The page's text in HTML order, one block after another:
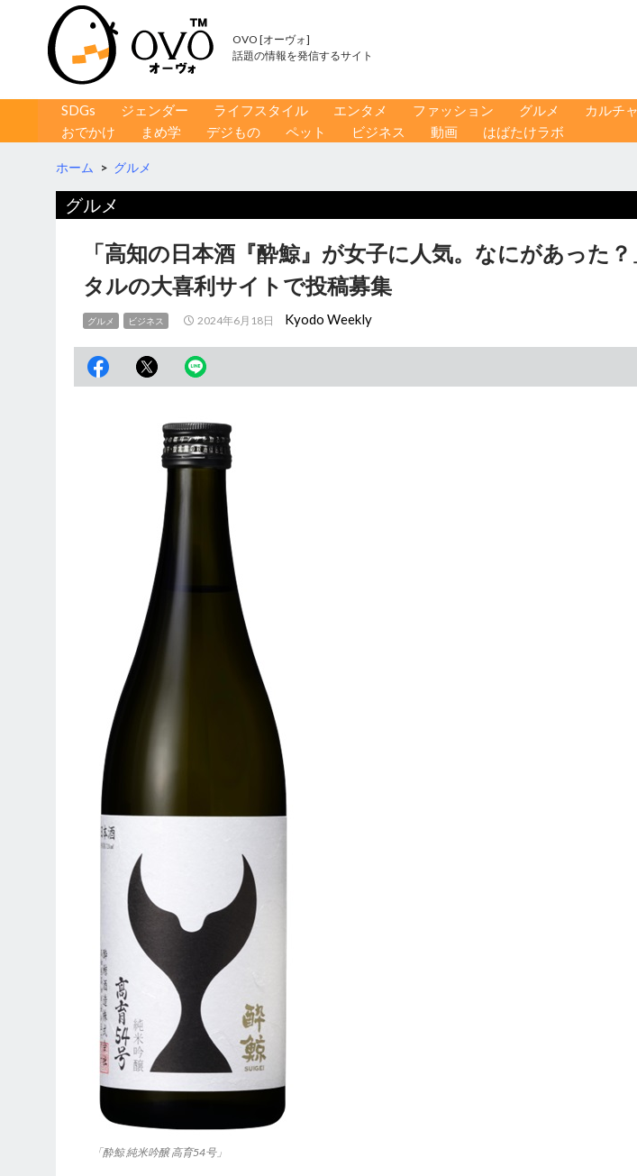
OVO [オーヴォ]
話題の情報を発信するサイト
コンテンツへ移動
SDGs ジェンダー ライフスタイル エンタメ ファッション グルメ カルチ
おでかけ
まめ学 デジもの ペット ビジネス 動画 はばたけラボ
ホーム > グルメ
グルメ
「高知の日本酒『酔鯨』が女子に人気。なにがあった
タルの大喜利サイトで投稿募集
グルメ ビジネス 2024年6月18日 Kyodo Weekly
「酔鯨 純米吟醸 高育54号」